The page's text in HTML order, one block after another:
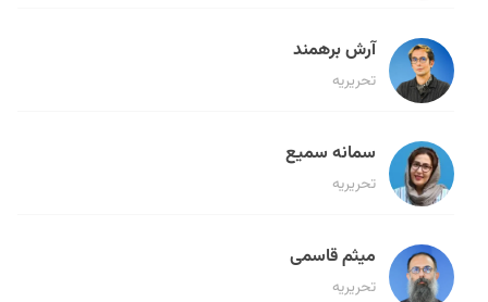
آرش برهمند
تحریریه
سمانه سمیع
تحریریه
میثم قاسمی
تحریریه